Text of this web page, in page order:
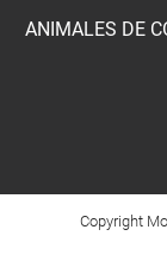
ANIMALES DE
Copyright